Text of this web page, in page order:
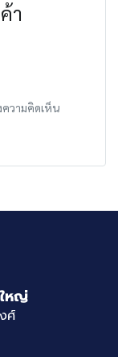
า
วามคิดเห็น
หญ่
ศ์